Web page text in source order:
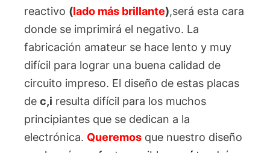
reactivo (lado más brillante),será esta cara
donde se imprimirá el negativo. La
fabricación amateur se hace lento y muy
difícil para lograr una buena calidad de
circuito impreso. El diseño de estas placas
de c,i resulta difícil para los muchos
principiantes que se dedican a la
electrónica. Queremos que nuestro diseño